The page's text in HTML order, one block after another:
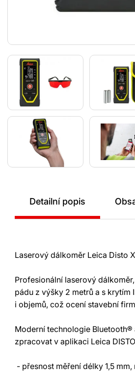
Detailní popis
Laserový dálkoměr Leica Disto
Profesionální laserový
pádu z výšky 2 metrů a s
i objemů, což ocení stavební
Moderní technologie
zpracovat v aplikaci Leica
- přesnost měření délky 1,5